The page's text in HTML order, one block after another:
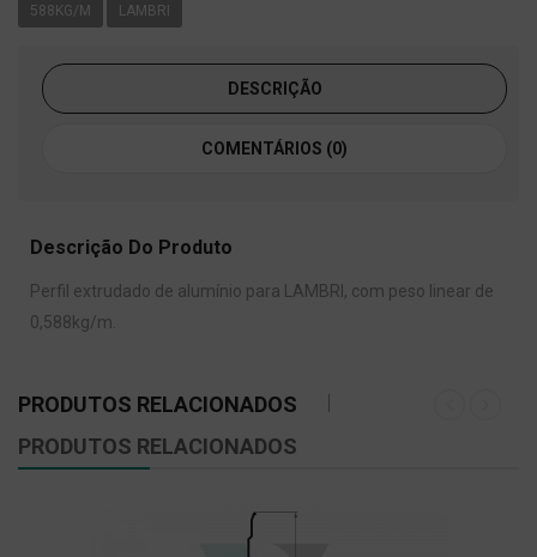
588KG/M LAMBRI
DESCRIÇÃO
COMENTÁRIOS (0)
Descrição Do Produto
Perfil extrudado de alumínio para LAMBRI, com peso linear de
0,588kg/m.
PRODUTOS RELACIONADOS
PRODUTOS RELACIONADOS